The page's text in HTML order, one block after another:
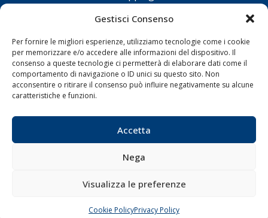
Gestisci Consenso
Per fornire le migliori esperienze, utilizziamo tecnologie come i cookie
per memorizzare e/o accedere alle informazioni del dispositivo. Il
consenso a queste tecnologie ci permetterà di elaborare dati come il
comportamento di navigazione o ID unici su questo sito. Non
acconsentire o ritirare il consenso può influire negativamente su alcune
caratteristiche e funzioni.
Accetta
Nega
Visualizza le preferenze
Cookie PolicyPrivacy Policy
Porti/Interporti
Varie
Sostenibilità
Compagnie di Navigazione
Contatti
SEGUI
CHIAMA SCRIVI